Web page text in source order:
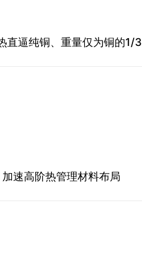
直逼纯铜、重量仅为铜的1/
速高阶热管理材料布局